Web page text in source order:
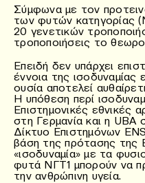
Σύμφωνα με τον
των φυτών κατηγορίας
20 γενετικών
τροποποιήσεις το
Επειδή δεν υπάρχει
έννοια της ισοδυναμίας
ουσία αποτελεί
Η υπόθεση περί
Επιστημονικές εθνικές
στη Γερμανία και η UBA
Δίκτυο Επιστημόνων
βάση της πρότασης της
«ισοδυναμία» με τα
φυτά NΓT1 μπορούν να
την ανθρώπινη υγεία.